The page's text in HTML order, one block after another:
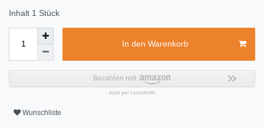
Inhalt 1 Stück
In den Warenkorb
Wunschliste